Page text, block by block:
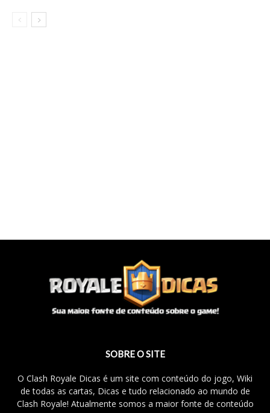
SOBRE O SITE
O Clash Royale Dicas é um site com conteúdo do jogo, Wiki
de todas as cartas, Dicas e tudo relacionado ao mundo de
Clash Royale! Atualmente somos a maior fonte de conteúdo